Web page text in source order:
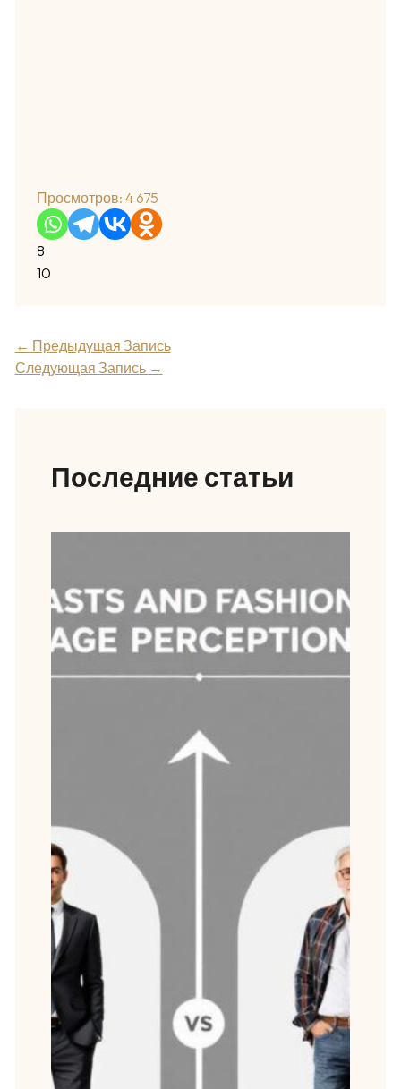
Просмотров: 4 675
8
10
← Предыдущая Запись
Следующая Запись →
Последние статьи